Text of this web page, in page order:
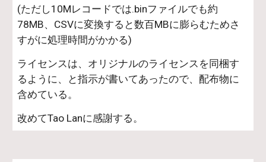
(ただし10Mレコードでは.binファイルでも約
78MB、CSVに変換すると数百MBに膨らむためさ
すがに処理時間がかかる)
ライセンスは、オリジナルのライセンスを同梱す
るように、と指示が書いてあったので、配布物に
含めている。
改めてTao Lanに感謝する。